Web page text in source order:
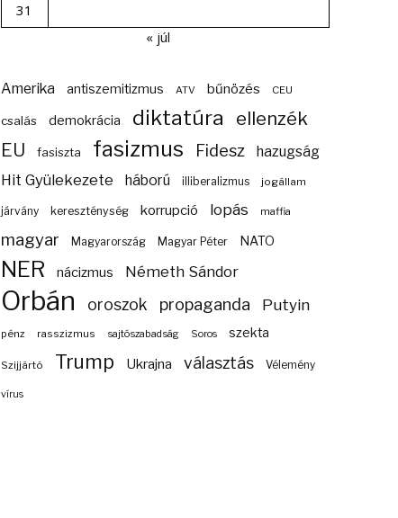
31
« júl
Amerika antiszemitizmus ATV bűnözés CEU
csalás demokrácia diktatúra ellenzék
EU fasiszta fasizmus Fidesz hazugság
Hit Gyülekezete háború illiberalizmus jogállam
járvány kereszténység korrupció lopás maffia
magyar Magyarország Magyar Péter NATO
NER nácizmus Németh Sándor
Orbán oroszok propaganda Putyin
pénz rasszizmus sajtószabadság Soros szekta
Szijjártó Trump Ukrajna választás Vélemény
vírus